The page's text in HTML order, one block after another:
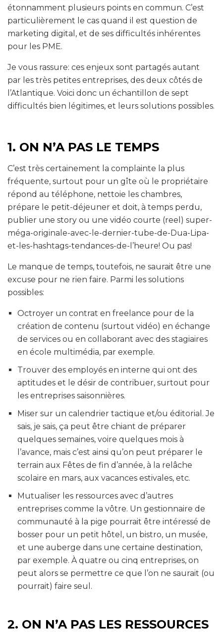
étonnamment plusieurs points en commun. C’est
particulièrement le cas quand il est question de
marketing digital, et de ses difficultés inhérentes
pour les PME.
Je vous rassure: ces enjeux sont partagés autant
par les très petites entreprises, des deux côtés de
l’Atlantique. Voici donc un échantillon de sept
difficultés bien légitimes, et leurs solutions possibles.
1. ON N’A PAS LE TEMPS
C’est très certainement la complainte la plus
fréquente, surtout pour un gîte où le propriétaire
répond au téléphone, nettoie les chambres,
prépare le petit-déjeuner et doit, à temps perdu,
publier une story ou une vidéo courte (reel) super-
méga-originale-avec-le-dernier-tube-de-Dua-Lipa-
et-les-hashtags-tendances-de-l’heure! Ou pas!
Le manque de temps, toutefois, ne saurait être une
excuse pour ne rien faire. Parmi les solutions
possibles:
Octroyer un contrat en freelance pour de la
création de contenu (surtout vidéo) en échange
de services ou en collaborant avec des stagiaires
en école multimédia, par exemple.
Trouver des employés en interne qui ont des
aptitudes et le désir de contribuer, surtout pour
les entreprises saisonnières.
Miser sur un calendrier tactique et/ou éditorial. Je
sais, je sais, ça peut être chiant de préparer
quelques semaines, voire quelques mois à
l’avance, mais c’est ainsi qu’on peut préparer le
terrain aux Fêtes de fin d’année, à la relâche
scolaire en mars, aux vacances estivales, etc.
Mutualiser les ressources avec d’autres
entreprises comme la vôtre. Un gestionnaire de
communauté à la pige pourrait être intéressé de
bosser pour un petit hôtel, un bistro, un musée,
et une auberge dans une certaine destination,
par exemple. À quatre ou cinq entreprises, on
peut alors se permettre ce que l’on ne saurait (ou
pourrait) faire seul.
2. ON N’A PAS LES RESSOURCES